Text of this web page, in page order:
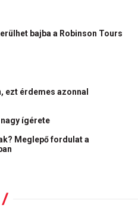
bajba a Robinson Tours
ezt érdemes azonnal
ígérete
Meglepő fordulat a